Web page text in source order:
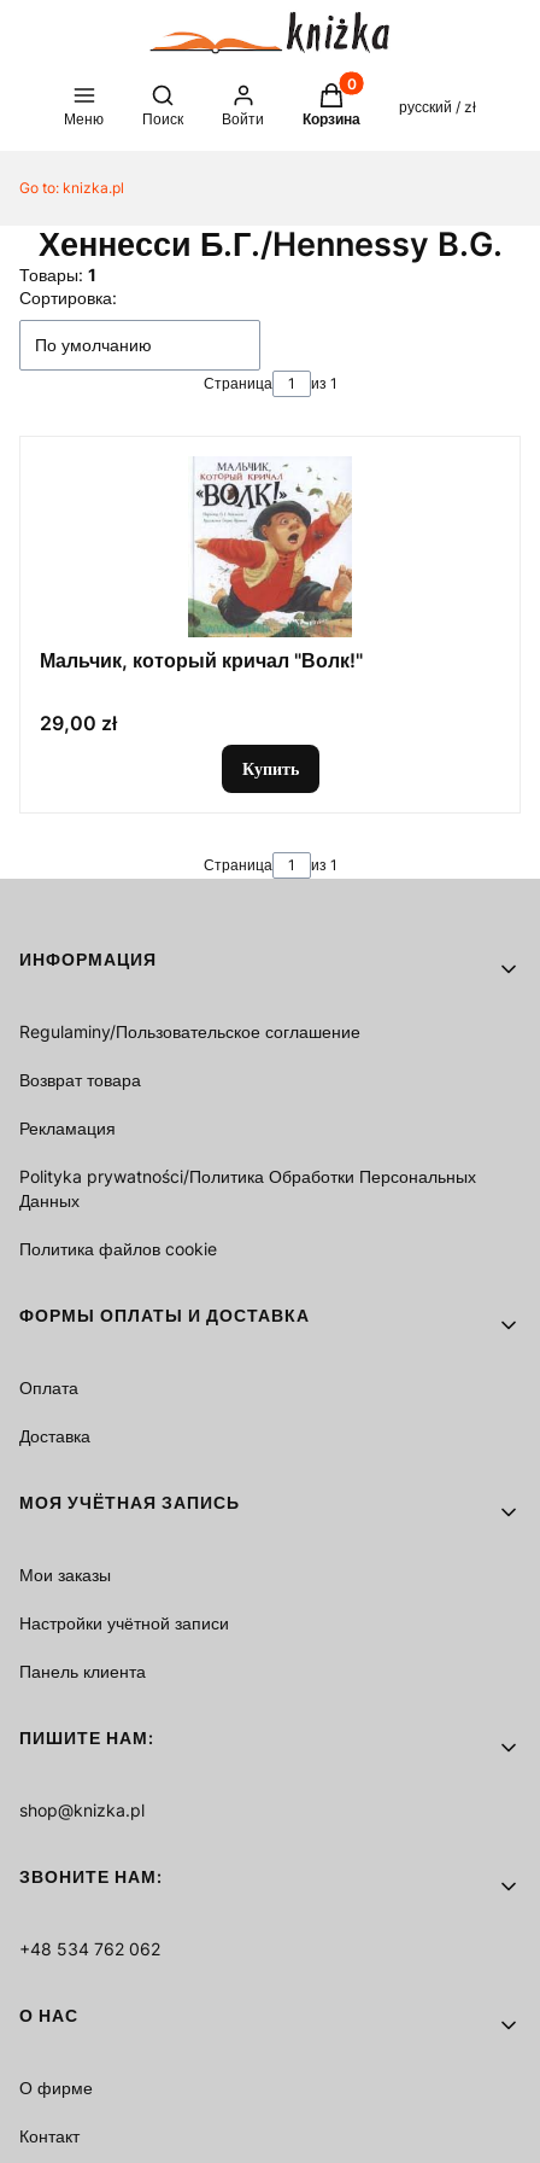
Меню
Open search engine
Поиск Войти
Товары в корзине: 0.
Корзина
русский / zł
Go to: knizka.pl
Хеннесси Б.Г./Hennessy B.G.
Товары: 1
Список товаров
Сортировка:
По умолчанию
Страница из 1
Мальчик, который кричал "Волк!"
Цена
29,00 zł
Купить
Страница из 1
Footer menu
ИНФОРМАЦИЯ
Regulaminy/Пользовательское соглашение
Возврат товара
Рекламация
Polityka prywatności/Политика Обработки Персональных
Данных
Политика файлов cookie
ФОРМЫ ОПЛАТЫ И ДОСТАВКА
Оплата
Доставка
МОЯ УЧЁТНАЯ ЗАПИСЬ
Мои заказы
Настройки учётной записи
Панель клиента
ПИШИТЕ НАМ:
shop@knizka.pl
ЗВОНИТЕ НАМ:
+48 534 762 062
О НАС
О фирме
Контакт